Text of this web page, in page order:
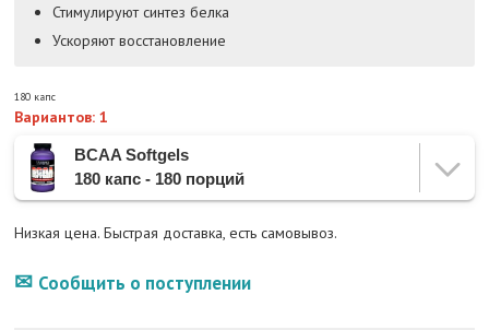
Стимулируют синтез белка
Ускоряют восстановление
180 капс
Вариантов: 1
BCAA Softgels
180 капс - 180 порций
Низкая цена. Быстрая доставка, есть самовывоз.
Сообщить о поступлении